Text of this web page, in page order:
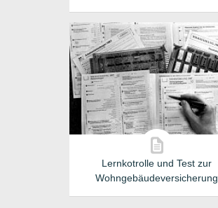
Lernkotrolle und Test zur
Wohngebäudeversicherung